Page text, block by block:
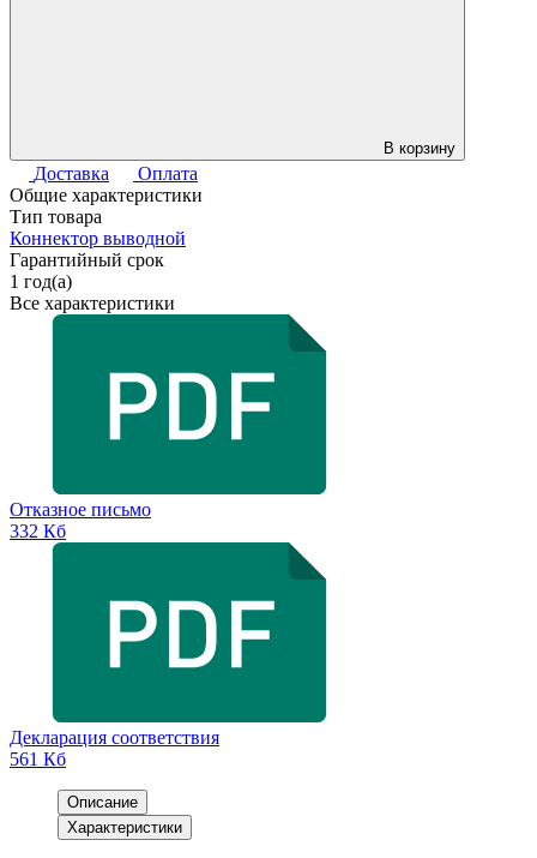
В корзину
Доставка
Оплата
Общие характеристики
Тип товара
Коннектор выводной
Гарантийный срок
1 год(а)
Все характеристики
Отказное письмо
332 Кб
Декларация соответствия
561 Кб
Описание
Характеристики